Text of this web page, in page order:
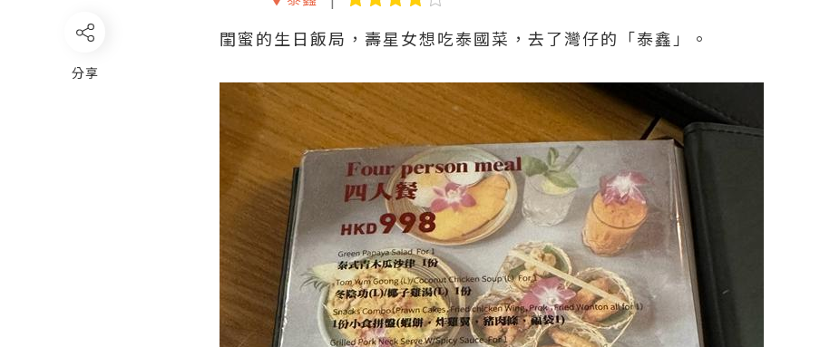
分享
閨蜜的生日飯局，壽星女想吃泰國菜，去了灣仔的「泰鑫」。